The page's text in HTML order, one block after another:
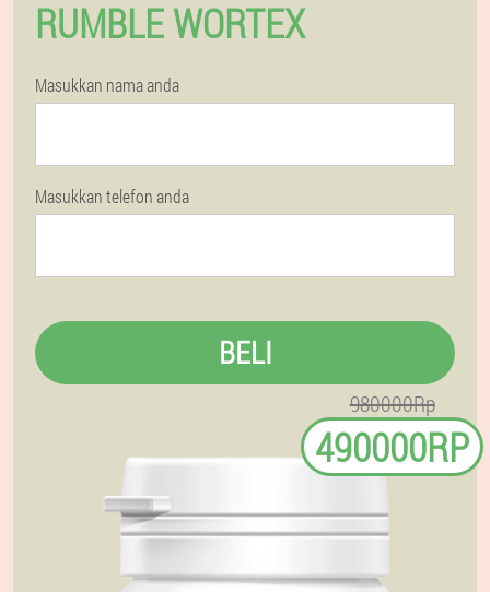
RUMBLE WORTEX
Masukkan nama anda
Masukkan telefon anda
BELI
980000Rp
490000RP